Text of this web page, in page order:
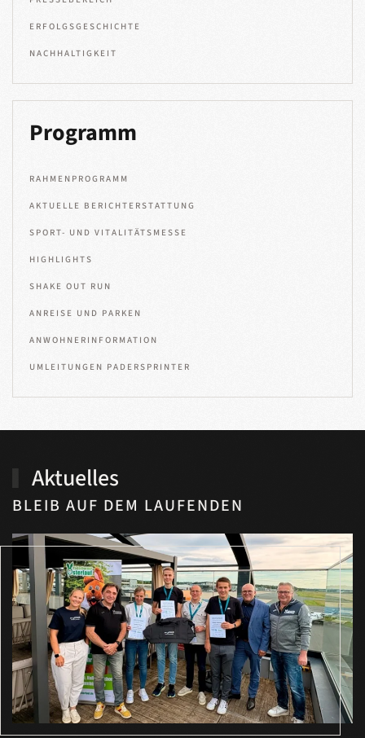
ERFOLGSGESCHICHTE
NACHHALTIGKEIT
Programm
RAHMENPROGRAMM
AKTUELLE BERICHTERSTATTUNG
SPORT- UND VITALITÄTSMESSE
HIGHLIGHTS
SHAKE OUT RUN
ANREISE UND PARKEN
ANWOHNERINFORMATION
UMLEITUNGEN PADERSPRINTER
Aktuelles
BLEIB AUF DEM LAUFENDEN